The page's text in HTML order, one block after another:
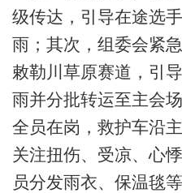
级传达，引导在途选
雨；其次，组委会紧
敕勒川草原赛道，引
雨并分批转运至主会
全员在岗，救护车沿
关注扭伤、受凉、心
员分发雨衣、保温毯等